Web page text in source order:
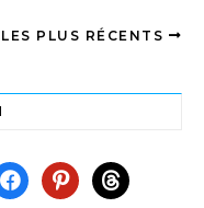
PLUS RÉCENTS
pinterest
threads